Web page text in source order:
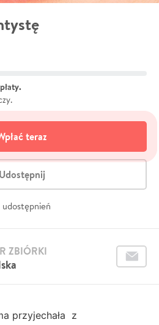
teraz
Udostępnij
udostępnień
ZBIÓRKI
przyjechała z